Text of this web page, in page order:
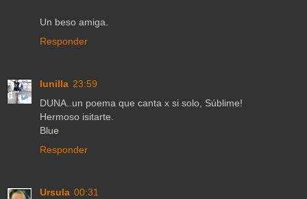
Un beso amiga.
Responder
lunilla 23:59
DUNA..un poema que canta x si solo, Súblime!
Hermoso isitarte.
Blue
Responder
Ursula 00:31